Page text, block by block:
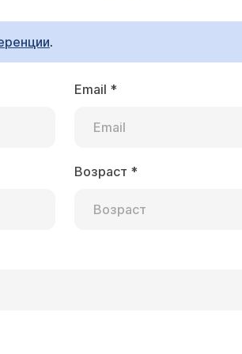
не закрывается, улыбка
какие исследования
неврит лицевого нерва -
токсического и
.
Email *
Возраст *